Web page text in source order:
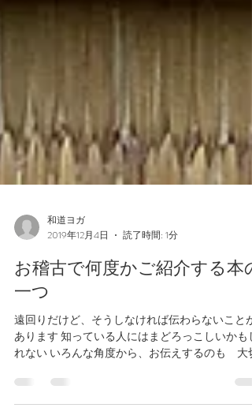
和道ヨガ
2019年12月4日
読了時間: 1分
お稽古で何度かご紹介する本の
一つ
遠回りだけど、そうしなければ伝わらないことが
あります 知っている人にはまどろっこしいかもし